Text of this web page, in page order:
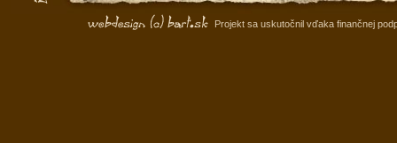
Projekt sa uskutočnil vďaka finančnej